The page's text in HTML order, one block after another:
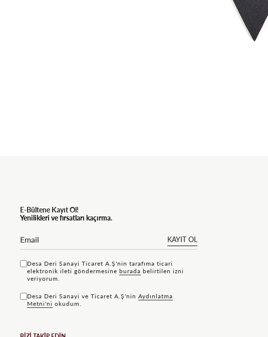
E-Bültene Kayıt Ol!
Yenilikleri ve fırsatları kaçırma.
KAYIT OL
Desa Deri Sanayi Ticaret A.Ş'nin tarafıma ticari
elektronik ileti göndermesine bu rada belirtilen izni
veriyorum.
Desa Deri Sanayi ve Ticaret A.Ş'nin Aydınlatma
Metni'ni okudum.